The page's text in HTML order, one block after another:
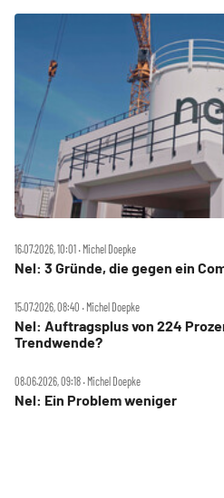
16.07.2026, 10:01 ‧ Michel Doepke
Nel: 3 Gründe, die gegen ein
15.07.2026, 08:40 ‧ Michel Doepke
Nel: Auftragsplus von 224
Trendwende?
08.06.2026, 09:18 ‧ Michel Doepke
Nel: Ein Problem weniger